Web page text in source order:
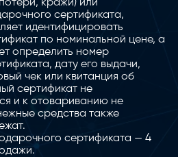
кражи) или
сертификата,
идентифицировать
по номинальной цене, а
определить номер
дату его выдачи,
чек или квитанция об
сертификат не
и к отовариванию не
средства также
сертификата — 4